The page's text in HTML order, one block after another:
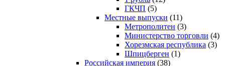
ГКЧП (5)
Местные выпуски (11)
Метрополитен (3)
Министерство торговли (4)
Хорезмская республика (3)
Шпицберген (1)
Российская империя (38)